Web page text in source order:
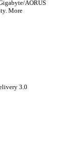
AORUS
More
3.0